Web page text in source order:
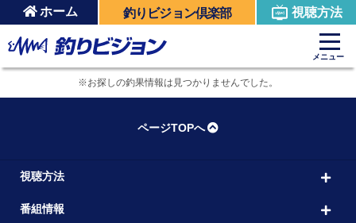
ホーム 釣りビジョン倶楽部 視聴方法
メニュー
※お探しの釣果情報は見つかりませんでした。
ページTOPへ
視聴方法
番組情報